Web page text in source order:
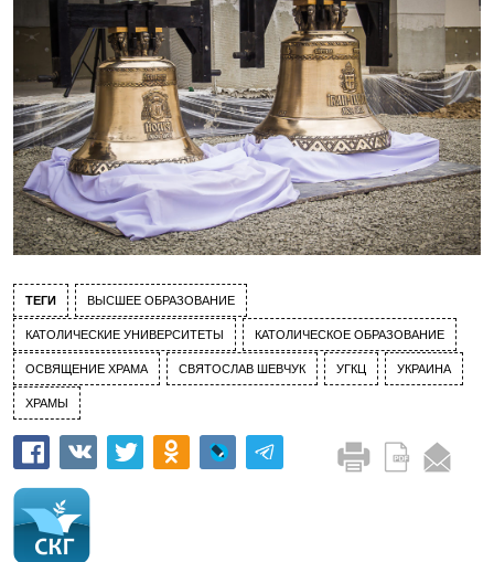
ТЕГИ ВЫСШЕЕ ОБРАЗОВАНИЕ
КАТОЛИЧЕСКИЕ УНИВЕРСИТЕТЫ КАТОЛИЧЕСКОЕ ОБРАЗОВАНИЕ
ОСВЯЩЕНИЕ ХРАМА СВЯТОСЛАВ ШЕВЧУК УГКЦ УКРАИНА
ХРАМЫ